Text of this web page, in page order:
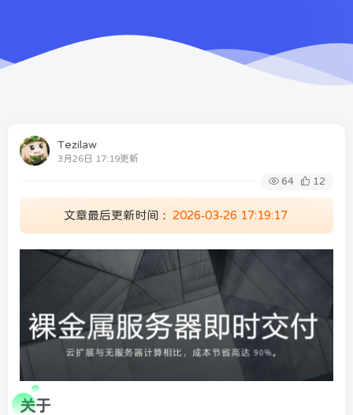
Tezilaw
3月26日 17:19更新
64 12
文章最后更新时间： 2026-03-26 17:19:17
关于